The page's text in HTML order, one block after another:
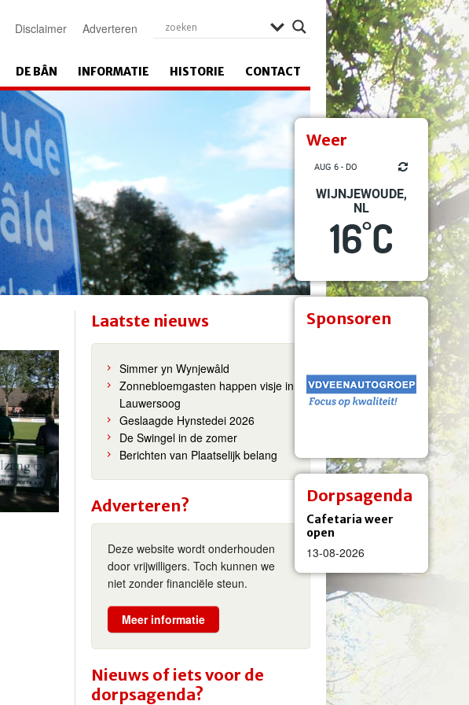
Weer
AUG 6 - DO
WIJNJEWOUDE,
NL
16°C
Sponsoren
Dorpsagenda
Cafetaria weer
open
13-08-2026
Disclaimer Adverteren
DE BÂN INFORMATIE HISTORIE CONTACT
Laatste nieuws
Simmer yn Wynjewâld
Zonnebloemgasten happen visje in
Lauwersoog
Geslaagde Hynstedei 2026
De Swingel in de zomer
Berichten van Plaatselijk belang
Adverteren?
Deze website wordt onderhouden
door vrijwilligers. Toch kunnen we
niet zonder financiële steun.
Meer informatie
Nieuws of iets voor de
dorpsagenda?